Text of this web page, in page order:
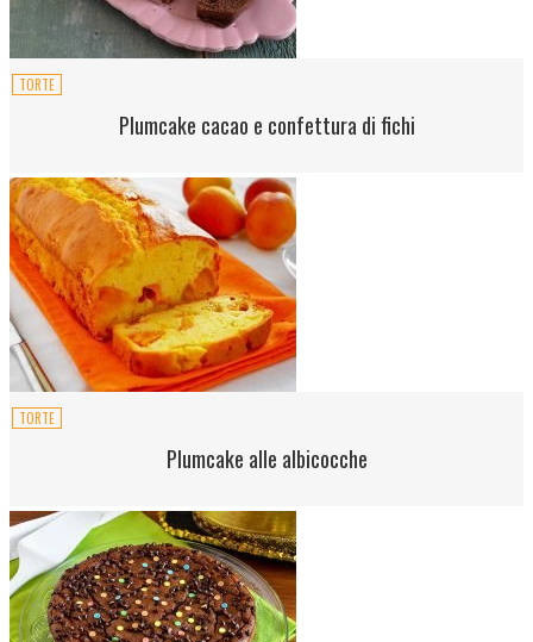
TORTE
Plumcake cacao e confettura di fichi
TORTE
Plumcake alle albicocche